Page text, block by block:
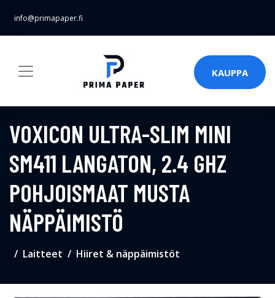
info@primapaper.fi
KAUPPA
VOXICON ULTRA-SLIM MINI
SM411 LANGATON, 2.4 GHZ
POHJOISMAAT MUSTA
NÄPPÄIMISTÖ
Laitteet Hiiret & näppäimistöt